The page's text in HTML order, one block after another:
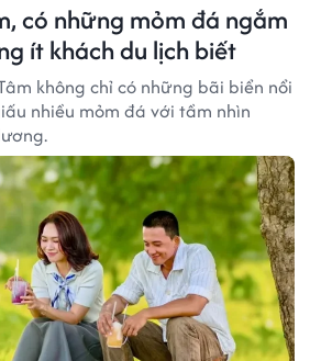
có những mỏm đá ngắm
ít khách du lịch biết
không chỉ có những bãi biển nổi
nhiều mỏm đá với tầm nhìn